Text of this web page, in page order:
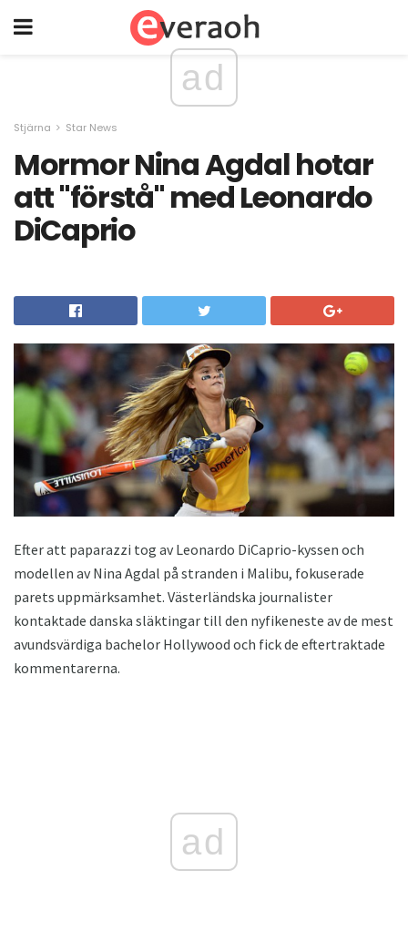
ad
Stjärna Star News
Mormor Nina Agdal hotar
att "förstå" med Leonardo
DiCaprio
Efter att paparazzi tog av Leonardo DiCaprio-kyssen och
modellen av Nina Agdal på stranden i Malibu, fokuserade
parets uppmärksamhet. Västerländska journalister
kontaktade danska släktingar till den nyfikeneste av de mest
avundsvärdiga bachelor Hollywood och fick de eftertraktade
kommentarerna.
ad